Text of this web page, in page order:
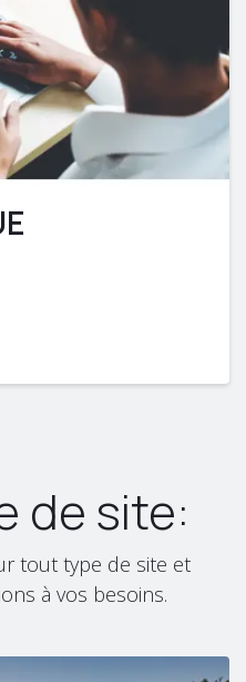
de site:
tout type de site et
à vos besoins.